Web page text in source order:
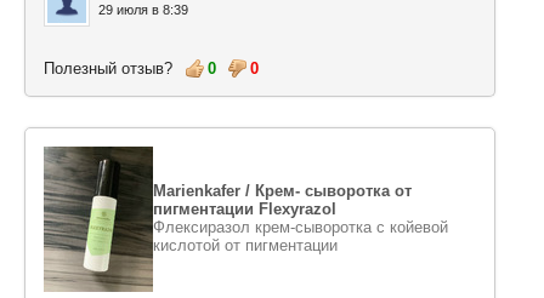
29 июля в 8:39
Полезный отзыв? 0 0
Marienkafer / Крем- сыворотка от
пигментации Flexyrazol
Флексиразол крем-сыворотка с койевой
кислотой от пигментации